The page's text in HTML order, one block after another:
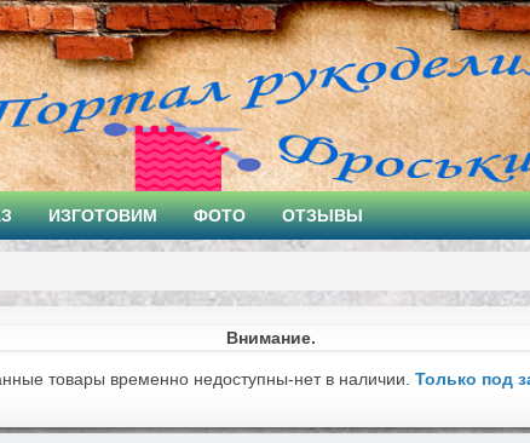
ИЗГОТОВИМ ФОТО ОТЗЫВЫ
Внимание.
товары временно недоступны-нет в наличии. Только под